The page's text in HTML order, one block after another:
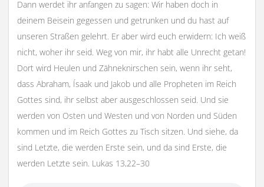
Dann werdet ihr anfangen zu sagen: Wir haben doch in
deinem Beisein gegessen und getrunken und du hast auf
unseren Straßen gelehrt. Er aber wird euch erwidern: Ich weiß
nicht, woher ihr seid. Weg von mir, ihr habt alle Unrecht getan!
Dort wird Heulen und Zähneknirschen sein, wenn ihr seht,
dass Abraham, Ísaak und Jakob und alle Propheten im Reich
Gottes sind, ihr selbst aber ausgeschlossen seid. Und sie
werden von Osten und Westen und von Norden und Süden
kommen und im Reich Gottes zu Tisch sitzen. Und siehe, da
sind Letzte, die werden Erste sein, und da sind Erste, die
werden Letzte sein. Lukas 13,22–30